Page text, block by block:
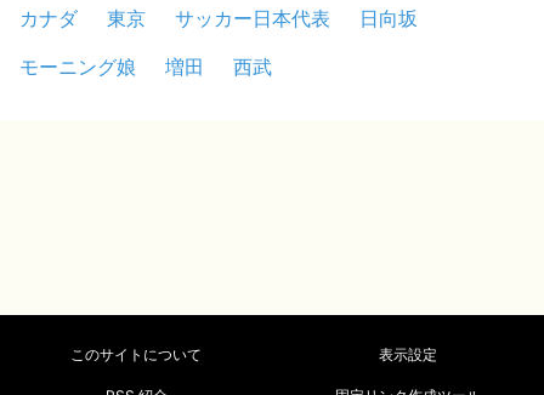
カナダ
東京 サッカー日本代表
日向坂
モーニング娘
増田 西武
このサイトについて 表示設定